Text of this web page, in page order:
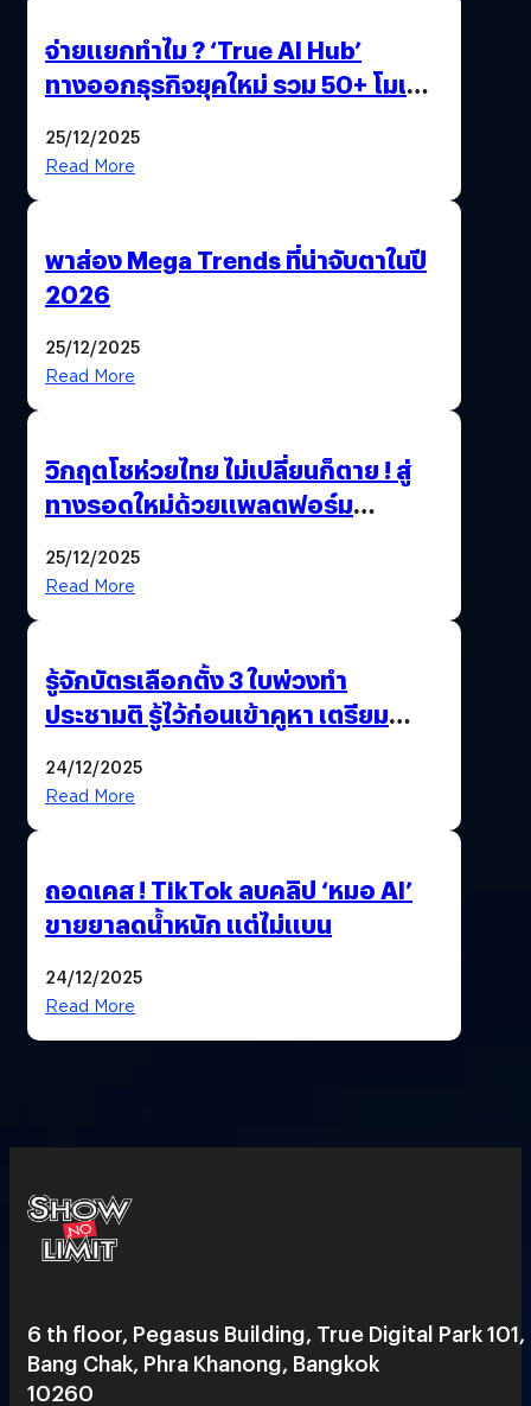
จ่ายแยกทำไม ? ‘True AI Hub’
ทางออกธุรกิจยุคใหม่ รวม 50+ โมเดล
25/12/2025
Read More
พาส่อง Mega Trends ที่น่าจับตาในปี
2026
25/12/2025
Read More
วิกฤตโชห่วยไทย ไม่เปลี่ยนก็ตาย ! สู่
ทางรอดใหม่ด้วยแพลตฟอร์ม
25/12/2025
Read More
รู้จักบัตรเลือกตั้ง 3 ใบพ่วงทำ
ประชามติ รู้ไว้ก่อนเข้าคูหา เตรียม
24/12/2025
Read More
ถอดเคส ! TikTok ลบคลิป ‘หมอ AI’
ขายยาลดน้ำหนัก แต่ไม่แบน
24/12/2025
Read More
6 th floor, Pegasus Building, True Digital Park 101,
Bang Chak, Phra Khanong, Bangkok
10260